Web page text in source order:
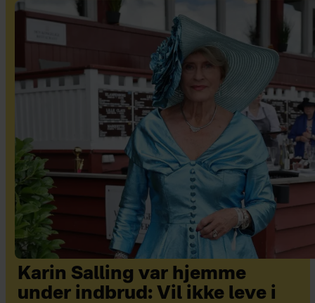
Karin Salling var hjemme
under indbrud: Vil ikke leve i